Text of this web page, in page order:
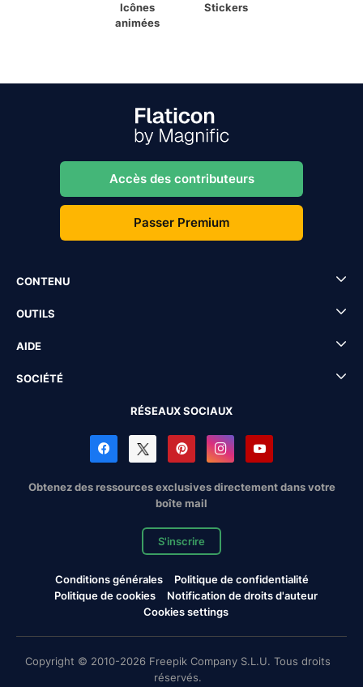
Icônes
animées
Stickers
Accès des contributeurs
Passer Premium
CONTENU
OUTILS
AIDE
SOCIÉTÉ
RÉSEAUX SOCIAUX
Obtenez des ressources exclusives directement dans votre
boîte mail
S'inscrire
Conditions générales
Politique de confidentialité
Politique de cookies
Notification de droits d'auteur
Cookies settings
Copyright © 2010-2026 Freepik Company S.L.U. Tous droits
réservés.